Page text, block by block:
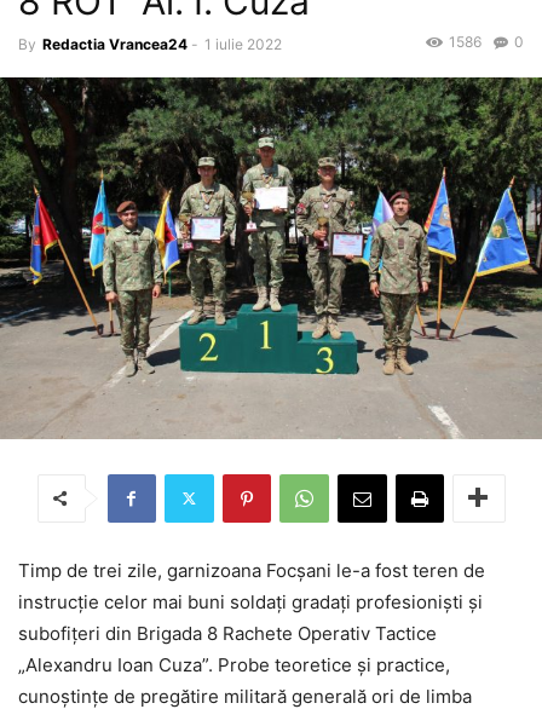
By Redactia Vrancea24 - 1 iulie 2022 0
1586
Timp de trei zile, garnizoana Focșani le-a fost teren de
instrucție celor mai buni soldați gradați profesioniști și
subofițeri din Brigada 8 Rachete Operativ Tactice
„Alexandru Ioan Cuza”. Probe teoretice și practice,
cunoștințe de pregătire militară generală ori de limba